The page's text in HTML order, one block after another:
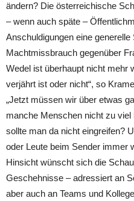
ändern? Die österreichische
– wenn auch späte –
Anschuldigungen eine
Machtmissbrauch gegenüber
Wedel ist überhaupt nicht mehr
verjährt ist oder nicht“, so
„Jetzt müssen wir über etwas
manche Menschen nicht zu
sollte man da nicht eingreifen?
oder Leute beim Sender immer
Hinsicht wünscht sich die
Geschehnisse – adressiert an
aber auch an Teams und